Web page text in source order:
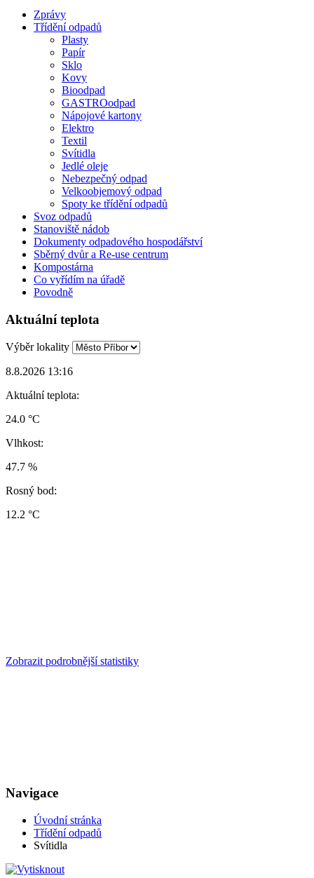
Zprávy
Třídění odpadů
Plasty
Papír
Sklo
Kovy
Bioodpad
GASTROodpad
Nápojové kartony
Elektro
Textil
Svítidla
Jedlé oleje
Nebezpečný odpad
Velkoobjemový odpad
Spoty ke třídění odpadů
Svoz odpadů
Stanoviště nádob
Dokumenty odpadového hospodářství
Sběrný dvůr a Re-use centrum
Kompostárna
Co vyřídím na úřadě
Povodně
Aktuální teplota
Výběr lokality
8.8.2026 13:16
Aktuální teplota:
24.0 °C
Vlhkost:
47.7 %
Rosný bod:
12.2 °C
Zobrazit podrobnější statistiky
Navigace
Úvodní stránka
Třídění odpadů
Svítidla